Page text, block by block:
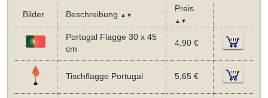
Bilder Beschreibung ▲▼
Preis
▲▼
Portugal Flagge 30 x 45
cm
4,90 €
Tischflagge Portugal 5,65 €